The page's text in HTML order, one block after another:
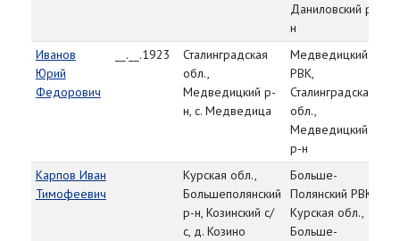
Даниловский р-
н
Иванов
Юрий
Федорович
__.__.1923
Сталинградская
обл.,
Медведицкий р-
н, с. Медведица
Медведицкий
РВК,
Сталинградская
обл.,
Медведицкий
р-н
Карпов Иван
Тимофеевич
Курская обл.,
Большеполянский
р-н, Козинский с/
с, д. Козино
Больше-
Полянский РВК,
Курская обл.,
Больше-